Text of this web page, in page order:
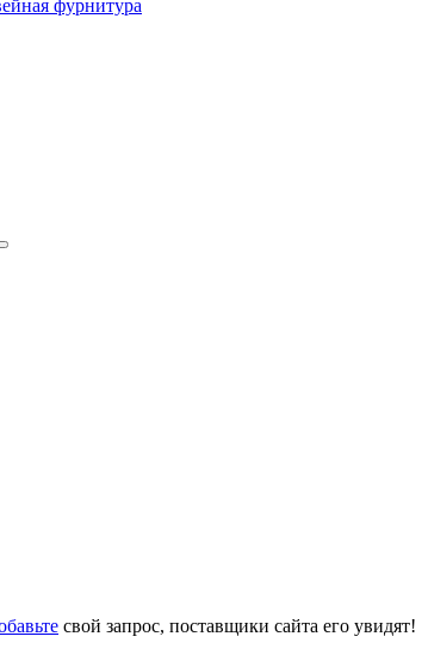
фурнитура
свой запрос, поставщики сайта его увидят!